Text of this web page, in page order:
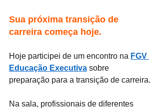
Sua próxima transição de
carreira começa hoje.
Hoje participei de um encontro na FGV
Educação Executiva sobre
preparação para a transição de carreira.
Na sala, profissionais de diferentes